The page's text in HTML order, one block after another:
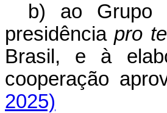
b) ao Grupo
presidênciapro
Brasil, e à
cooperação
2025)